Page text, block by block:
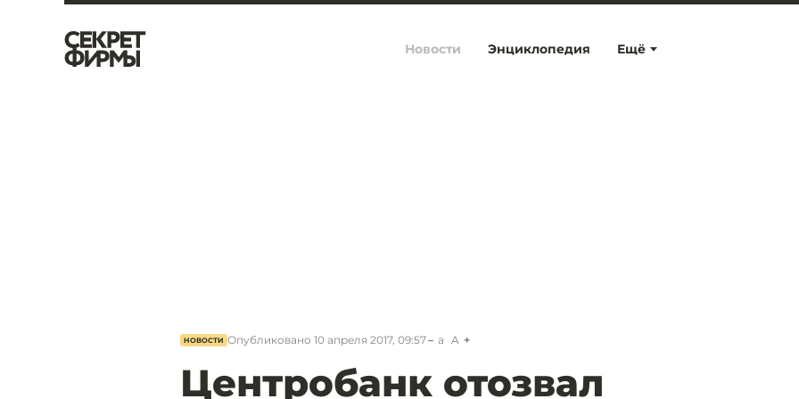
Ещё
Новости Энциклопедия
НОВОСТИ Опубликовано 10 апреля 2017, 09:57 a A
Центробанк отозвал